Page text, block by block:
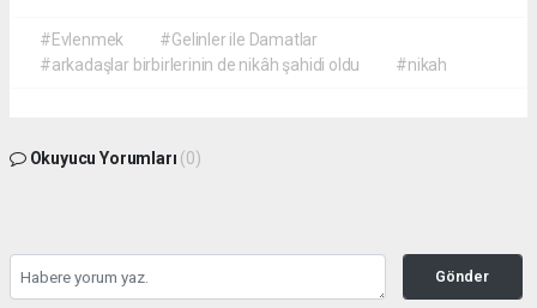
#Evlenmek
#Gelinler ile Damatlar
#arkadaşlar birbirlerinin de nikâh şahidi oldu
#nikah
Okuyucu Yorumları (0)
Gönder